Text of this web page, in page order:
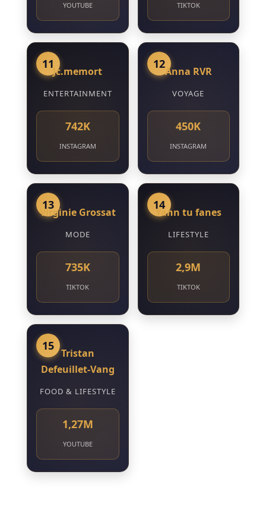
YOUTUBE TIKTOK
11
Jc.memort
ENTERTAINMENT
742K
INSTAGRAM
12
Anna RVR
VOYAGE
450K
INSTAGRAM
13
Virginie Grossat
MODE
735K
TIKTOK
14
Yann tu fanes
LIFESTYLE
2,9M
TIKTOK
15
Tristan
Defeuillet-Vang
FOOD & LIFESTYLE
1,27M
YOUTUBE